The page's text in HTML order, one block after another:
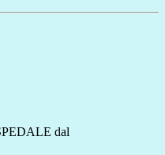
dal